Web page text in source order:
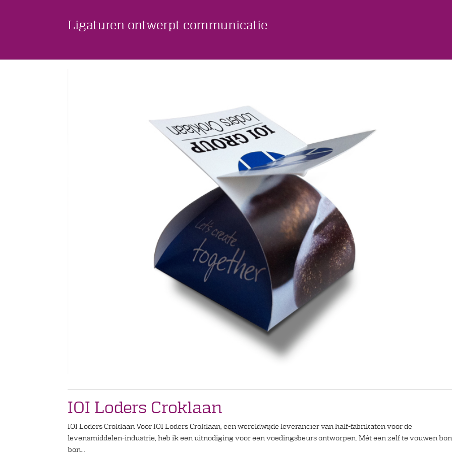
Ligaturen ontwerpt communicatie
IOI Loders Croklaan
IOI Loders Croklaan Voor IOI Loders Croklaan, een wereldwijde leverancier van half-fabrikaten voor de
levensmiddelen-industrie, heb ik een uitnodiging voor een voedingsbeurs ontworpen. Mét een zelf te vouwen
bon...